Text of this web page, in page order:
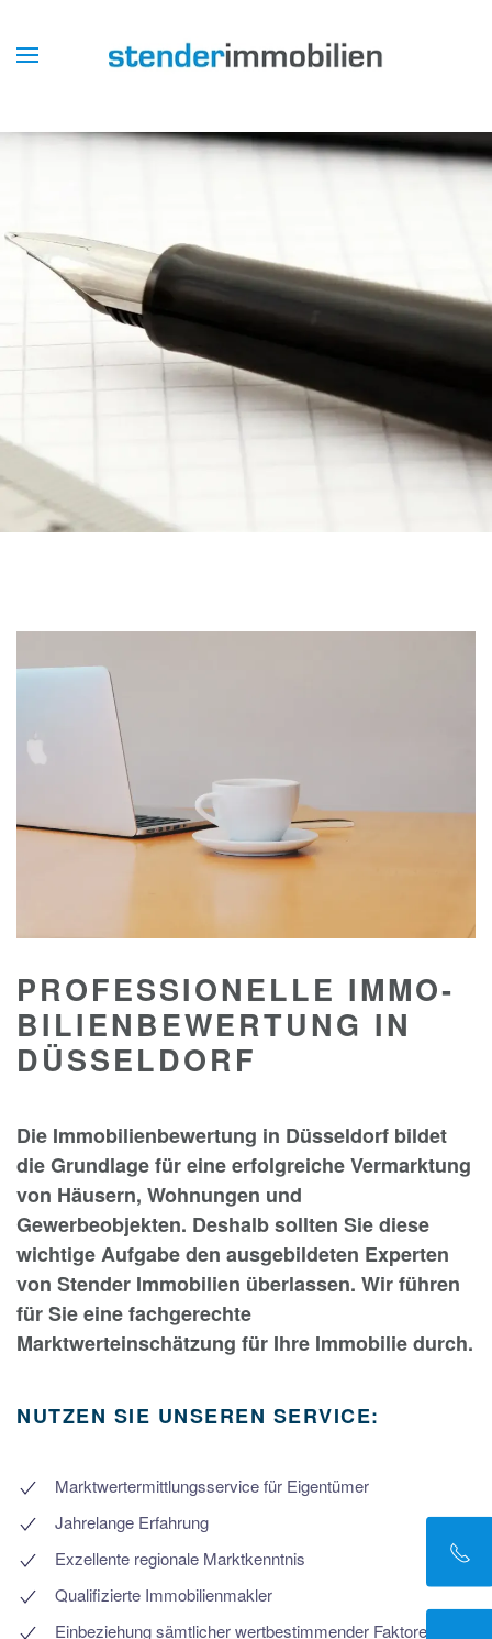
PROFESSIONELLE IMMO­
BILIEN­BEWER­TUNG IN
DÜSSELDORF
Die Immobilienbewertung in Düsseldorf bildet
die Grundlage für eine erfolgreiche Vermarktung
von Häusern, Wohnungen und
Gewerbeobjekten. Deshalb sollten Sie diese
wichtige Aufgabe den ausgebildeten Experten
von Stender Immobilien überlassen. Wir führen
für Sie eine fachgerechte
Marktwerteinschätzung für Ihre Immobilie durch.
NUTZEN SIE UNSEREN SERVICE:
Marktwertermittlungsservice für Eigentümer
Jahrelange Erfahrung
Exzellente regionale Marktkenntnis
Qualifizierte Immobilienmakler
Einbeziehung sämtlicher wertbestimmender Faktoren